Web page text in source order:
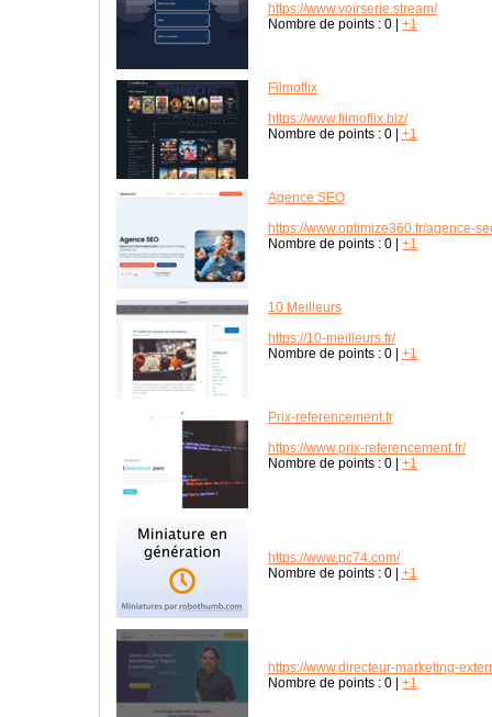
https://www.voirserie.stream/
Nombre de points : 0 +1
Filmoflix
https://www.filmoflix.biz/
Nombre de points : 0 +1
Agence SEO
https://www.optimize360.fr/agence-
Nombre de points : 0 +1
10 Meilleurs
https://10-meilleurs.fr/
Nombre de points : 0 +1
Prix-referencement.fr
https://www.prix-referencement.fr/
Nombre de points : 0 +1
https://www.pc74.com/
Nombre de points : 0 +1
https://www.directeur-marketing-
Nombre de points : 0 +1